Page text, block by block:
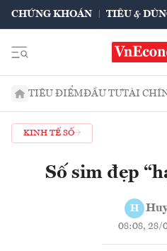
CHỨNG KHOÁN TIÊU &
TIÊU ĐIỂMĐẦU TƯTÀI
KINH TẾ SỐ
Số sim đẹp
H
08:08, 28/